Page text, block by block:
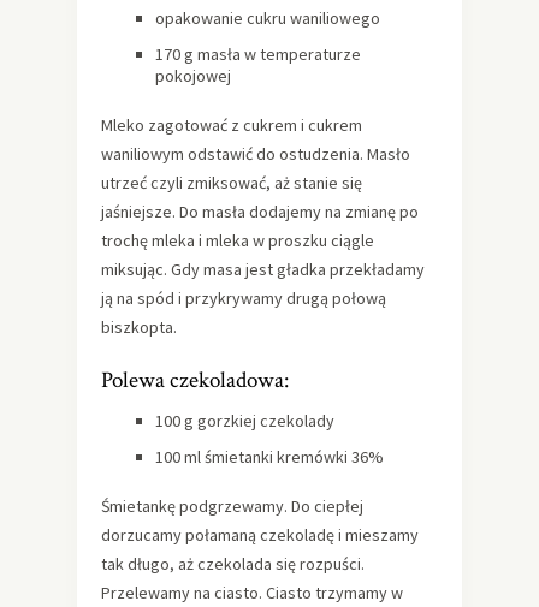
opakowanie cukru waniliowego
170 g masła w temperaturze
pokojowej
Mleko zagotować z cukrem i cukrem
waniliowym odstawić do ostudzenia. Masło
utrzeć czyli zmiksować, aż stanie się
jaśniejsze. Do masła dodajemy na zmianę po
trochę mleka i mleka w proszku ciągle
miksując. Gdy masa jest gładka przekładamy
ją na spód i przykrywamy drugą połową
biszkopta.
Polewa czekoladowa:
100 g gorzkiej czekolady
100 ml śmietanki kremówki 36%
Śmietankę podgrzewamy. Do ciepłej
dorzucamy połamaną czekoladę i mieszamy
tak długo, aż czekolada się rozpuści.
Przelewamy na ciasto. Ciasto trzymamy w